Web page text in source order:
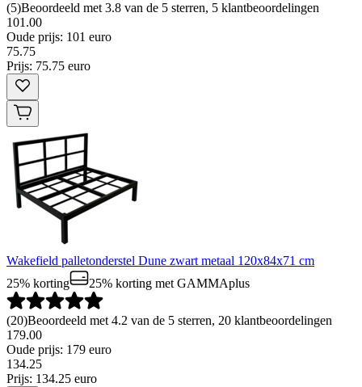
(5)Beoordeeld met 3.8 van de 5 sterren, 5 klantbeoordelingen
101.00
Oude prijs: 101 euro
75.75
Prijs: 75.75 euro
Wakefield palletonderstel Dune zwart metaal 120x84x71 cm
25% korting
25% korting met GAMMAplus
(20)Beoordeeld met 4.2 van de 5 sterren, 20 klantbeoordelingen
179.00
Oude prijs: 179 euro
134.25
Prijs: 134.25 euro